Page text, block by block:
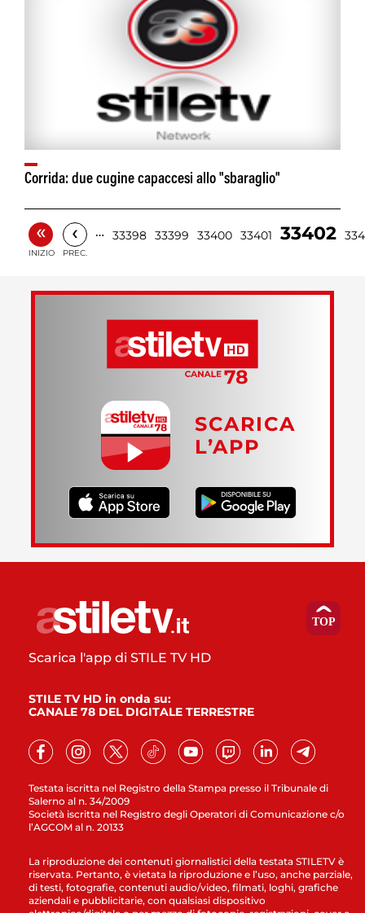
Corrida: due cugine capaccesi allo "sbaraglio"
«
INIZIO
‹
PREC.
… 33398 33399 33400 33401 33402
SCARICA
L’APP
Testata iscritta nel Registro della Stampa presso il Tribunale di
Salerno al n. 34/2009
Società iscritta nel Registro degli Operatori di Comunicazione c/o
l’AGCOM al n. 20133
Scarica l'app di STILE TV HD
STILE TV HD in onda su:
CANALE 78 DEL DIGITALE TERRESTRE
La riproduzione dei contenuti giornalistici della testata STILETV è
riservata. Pertanto, è vietata la riproduzione e l’uso, anche parziale,
di testi, fotografie, contenuti audio/video, filmati, loghi, grafiche
aziendali e pubblicitarie, con qualsiasi dispositivo